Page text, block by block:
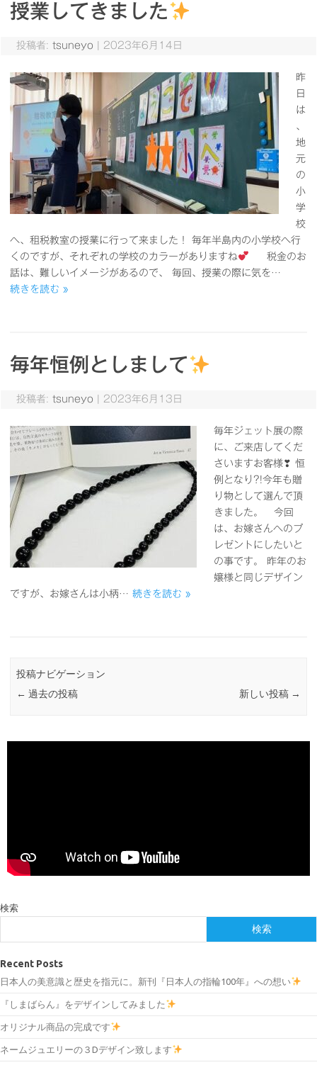
授業してきました
投稿者: tsuneyo 2023年6月14日
昨
日
は
、
地
元
の
小
学
校
へ、租税教室の授業に行って来ました！ 毎年半島内の小学校へ行
くのですが、それぞれの学校のカラーがありますね
税金のお
話は、難しいイメージがあるので、 毎回、授業の際に気を…
続きを読む »
毎年恒例としまして
投稿者: tsuneyo 2023年6月13日
毎年ジェット展の際
に、ご来店してくだ
さいますお客様❣ 恒
例となり?!今年も贈
り物として選んで頂
きました。 今回
は、お嫁さんへのプ
レゼントにしたいと
の事です。 昨年のお
嬢様と同じデザイン
ですが、お嫁さんは小柄… 続きを読む »
投稿ナビゲーション
← 過去の投稿 新しい投稿 →
検索
検索
Recent Posts
日本人の美意識と歴史を指元に。新刊『日本人の指輪100年』への想い
『しまばらん』をデザインしてみました
オリジナル商品の完成です
ネームジュエリーの３Dデザイン致します